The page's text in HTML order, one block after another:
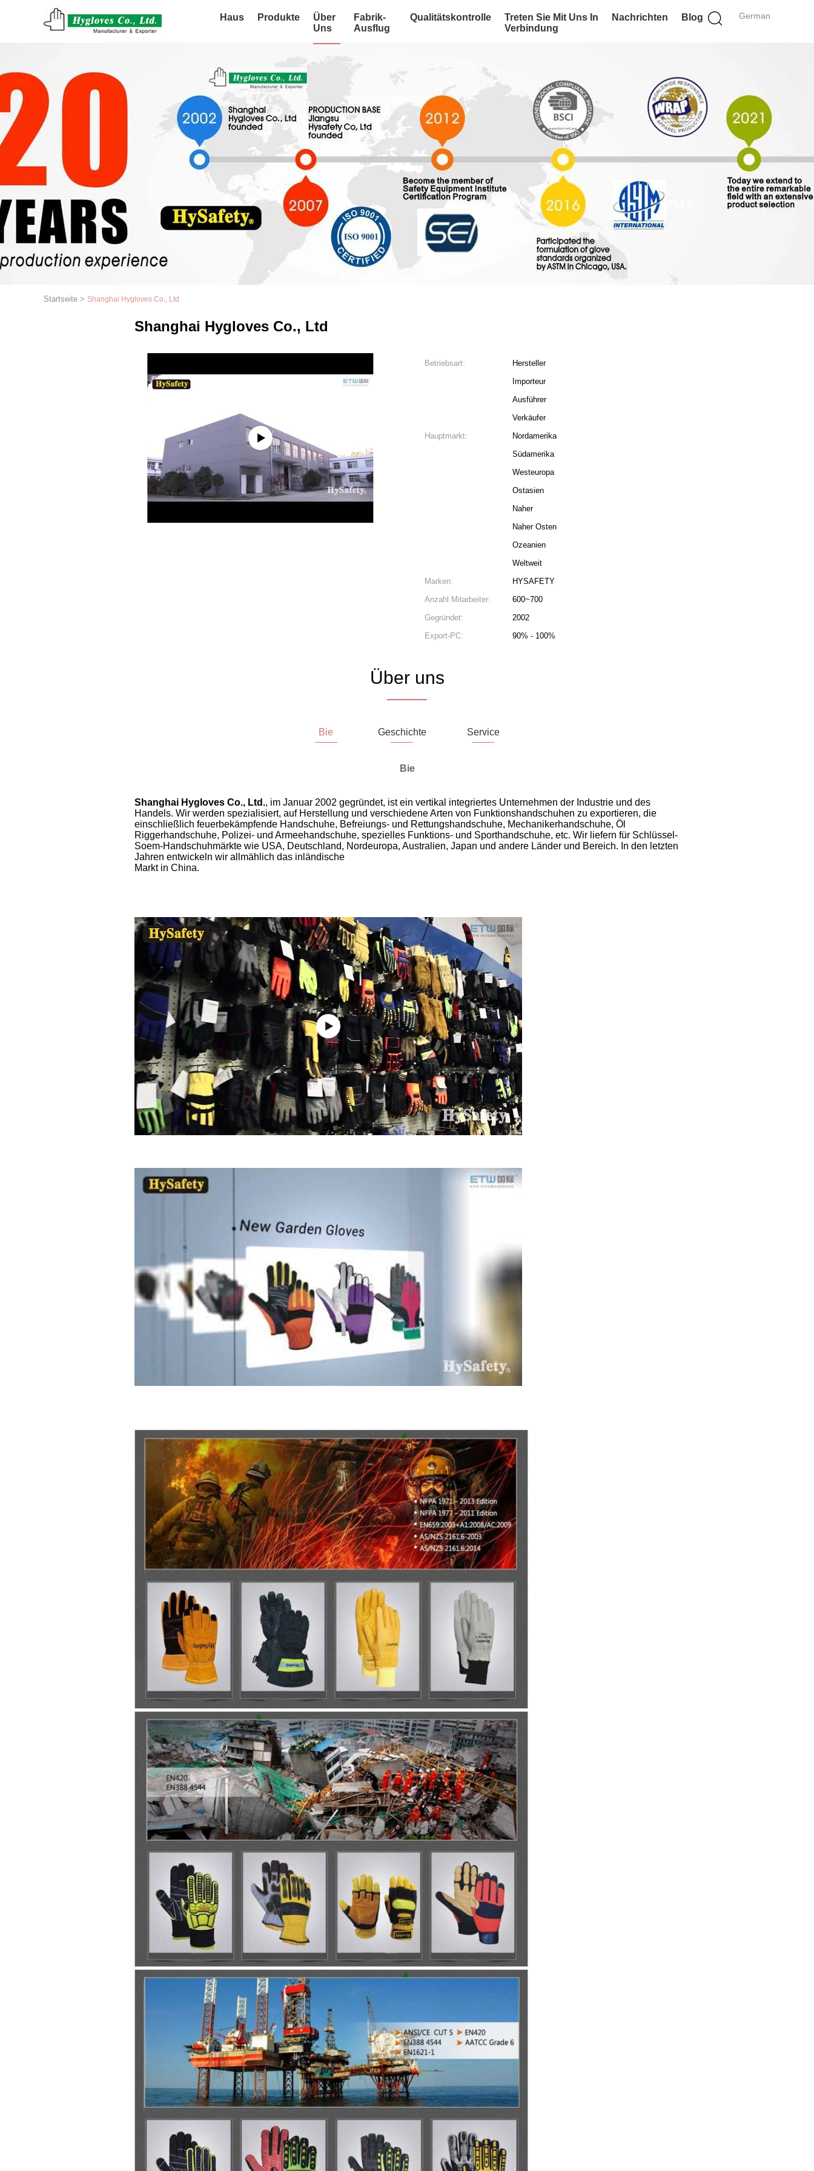
German
Haus Produkte
Über
Uns
Fabrik-
Ausflug
Qualitätskontrolle
Treten Sie Mit Uns In
Verbindung
Nachrichten Blog
Startseite > Shanghai Hygloves Co., Ltd
Shanghai Hygloves Co., Ltd
1 2 3 4 5
Betriebsart:
Hersteller
Importeur
Ausführer
Verkäufer
Hauptmarkt:
Nordamerika
Südamerika
Westeuropa
Ostasien
Naher
Naher Osten
Ozeanien
Weltweit
Marken:
HYSAFETY
Anzahl Mitarbeiter:
600~700
Gegründet:
2002
Export-PC:
90% - 100%
Über uns
Bie Geschichte Service
Bie
Shanghai Hygloves Co., Ltd., im Januar 2002 gegründet, ist ein vertikal integriertes Unternehmen der Industrie und des
Handels. Wir werden spezialisiert, auf Herstellung und verschiedene Arten von Funktionshandschuhen zu exportieren, die
einschließlich feuerbekämpfende Handschuhe, Befreiungs- und Rettungshandschuhe, Mechanikerhandschuhe, Öl
Riggerhandschuhe, Polizei- und Armeehandschuhe, spezielles Funktions- und Sporthandschuhe, etc. Wir liefern für Schlüssel-
Soem-Handschuhmärkte wie USA, Deutschland, Nordeuropa, Australien, Japan und andere Länder und Bereich. In den letzten
Jahren entwickeln wir allmählich das inländische
Markt in China.